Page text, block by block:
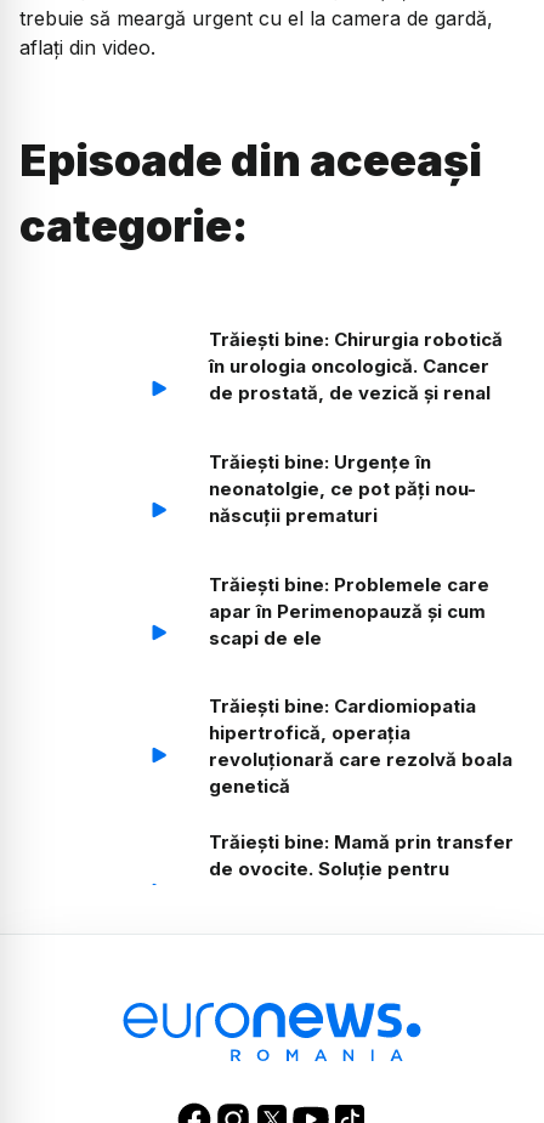
trebuie să meargă urgent cu el la camera de gardă,
aflați din video.
Episoade din aceeași
categorie:
Trăiești bine: Chirurgia robotică
în urologia oncologică. Cancer
de prostată, de vezică și renal
Trăiești bine: Urgențe în
neonatolgie, ce pot păți nou-
născuții prematuri
Trăiești bine: Problemele care
apar în Perimenopauză și cum
scapi de ele
Trăiești bine: Cardiomiopatia
hipertrofică, operația
revoluționară care rezolvă boala
genetică
Trăiești bine: Mamă prin transfer
de ovocite. Soluție pentru
Partea 2.
menopauză și tratamentul